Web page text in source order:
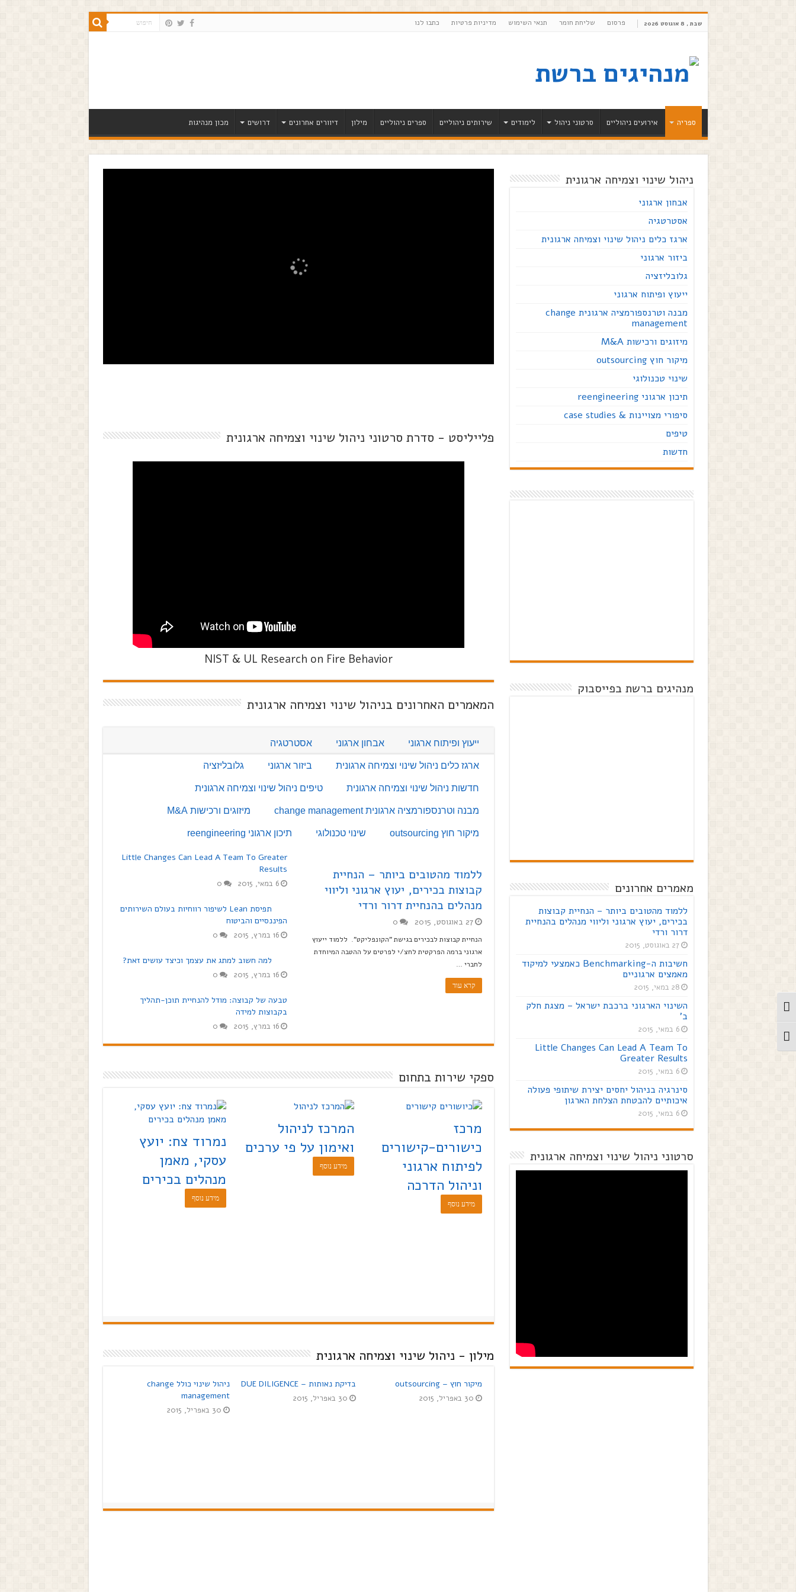
מתג ניגודיות גבוהה
מתג גודל גופן
שבת , 8 אוגוסט 2026 פרסום שליחת חומר תנאי השימוש מדיניות פרטיות כתבו לנו
ספריה אירועים ניהוליים סרטוני ניהול לימודים שירותים ניהוליים ספרים ניהוליים מילון דיוורים אחרונים דרושים מכון מנהיגות
פלייליסט - סדרת סרטוני ניהול שינוי וצמיחה ארגונית
NIST & UL Research on Fire Behavior
המאמרים האחרונים בניהול שינוי וצמיחה ארגונית
ייעוץ ופיתוח ארגוני אבחון ארגוני אסטרטגיה
ארגז כלים ניהול שינוי וצמיחה ארגונית ביזור ארגוני גלובליזציה
חדשות ניהול שינוי וצמיחה ארגונית טיפים ניהול שינוי וצמיחה ארגונית
מבנה וטרנספורמציה ארגונית change management מיזוגים ורכישות M&A
מיקור חוץ outsourcing שינוי טכנולוגי תיכון ארגוני reengineering
ללמוד מהטובים ביותר – הנחיית
קבוצות בכירים, יעוץ ארגוני וליווי
מנהלים בהנחיית דרור ורדי
27 באוגוסט, 2015 0
הנחיית קבוצות לבכירים בגישת "הקונפליקט". ללמוד ייעוץ
ארגוני ברמה הפרקטית לחצ/י לפרטים על ההטבה המיוחדת
לחברי …
קרא עוד
Little Changes Can Lead A Team To Greater
Results
6 במאי, 2015 0
תפיסת Lean לשיפור רווחיות בעולם השירותים
הפיננסיים והביטוח
16 במרץ, 2015 0
למה חשוב למתג את עצמך וכיצד עושים זאת?
16 במרץ, 2015 0
טבעה של קבוצה: מודל להנחיית תוכן-תהליך
בקבוצות למידה
16 במרץ, 2015 0
ספקי שירות בתחום
מרכז
כישורים-קישורים
לפיתוח ארגוני
וניהול הדרכה
מידע נוסף
המרכז לניהול
ואימון על פי ערכים
מידע נוסף
נמרוד צח: יועץ
עסקי, מאמן
מנהלים בכירים
מידע נוסף
המרכז
לאינטליגנציה
רגשית
מילון - ניהול שינוי וצמיחה ארגונית
מיקור חוץ – outsourcing
30 באפריל, 2015
בדיקת נאותות – DUE DILIGENCE
30 באפריל, 2015
ניהול שינוי כולל change
management
30 באפריל, 2015
ניהול שינוי וצמיחה ארגונית
אבחון ארגוני
אסטרטגיה
ארגז כלים ניהול שינוי וצמיחה ארגונית
ביזור ארגוני
גלובליזציה
ייעוץ ופיתוח ארגוני
מבנה וטרנספורמציה ארגונית change
management
מיזוגים ורכישות M&A
מיקור חוץ outsourcing
שינוי טכנולוגי
תיכון ארגוני reengineering
סיפורי מצויינות & case studies
טיפים
חדשות
מנהיגים ברשת בפייסבוק
מאמרים אחרונים
ללמוד מהטובים ביותר – הנחיית קבוצות
בכירים, יעוץ ארגוני וליווי מנהלים בהנחיית
דרור ורדי
27 באוגוסט, 2015
חשיבות ה-Benchmarking כאמצעי למיקוד
מאמצים ארגוניים
28 במאי, 2015
השינוי הארגוני ברכבת ישראל – מצגת חלק
ב'
6 במאי, 2015
Little Changes Can Lead A Team To
Greater Results
6 במאי, 2015
סינרגיה בניהול יחסים יצירת שיתופי פעולה
איכותיים להבטחת הצלחת הארגון
6 במאי, 2015
סרטוני ניהול שינוי וצמיחה ארגונית